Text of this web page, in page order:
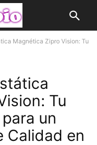
Magnética Zipro Vision: Tu
Tu
un
Calidad en